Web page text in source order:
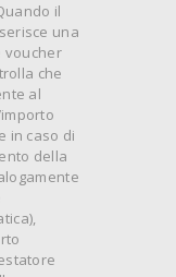
il
una
voucher
che
al
in caso di
della